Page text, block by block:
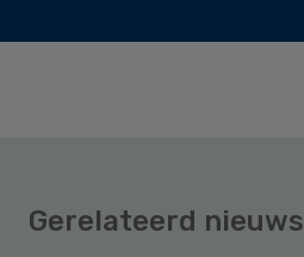
Gerelateerd nieuws